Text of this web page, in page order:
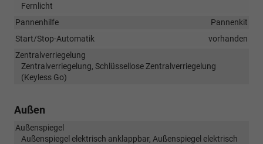
Fernlicht
Pannenhilfe
Pannenkit
Start/Stop-Automatik
vorhanden
Zentralverriegelung
Zentralverriegelung, Schlüssellose Zentralverriegelung
(Keyless Go)
Außen
Außenspiegel
Außenspiegel elektrisch anklappbar, Außenspiegel elektrisch